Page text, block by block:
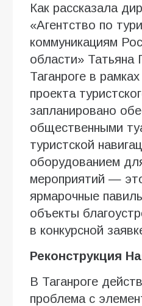
Как рассказала
«Агентство по
коммуникациям
области» Татьяна
Таганроге в
проекта
запланировано
общественными
туристской
оборудованием
мероприятий —
ярмарочные
объекты
в конкурсной
Реконструкция
В Таганроге
проблема с